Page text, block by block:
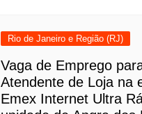
Rio de Janeiro e Região (RJ)
Vaga de Emprego
Atendente de Loja na
Emex Internet Ultra